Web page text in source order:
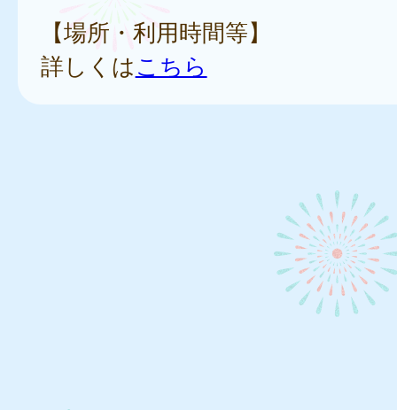
【場所・利用時間等】
詳しくはこちら